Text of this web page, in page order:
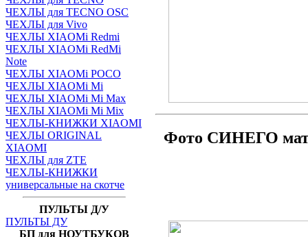
ЧЕХЛЫ для TECNO OSC
ЧЕХЛЫ для Vivo
ЧЕХЛЫ XIAOMi Redmi
ЧЕХЛЫ XIAOMi RedMi
Note
ЧЕХЛЫ XIAOMi POCO
ЧЕХЛЫ XIAOMi Mi
ЧЕХЛЫ XIAOMi Mi Max
ЧЕХЛЫ XIAOMi Mi Mix
ЧЕХЛЫ-КНИЖКИ XIAOMI
ЧЕХЛЫ ORIGINAL
XIAOMI
ЧЕХЛЫ для ZTE
ЧЕХЛЫ-КНИЖКИ
универсальные на скотче
ПУЛЬТЫ Д/У
ПУЛЬТЫ ДУ
БП для НОУТБУКОВ
Фото СИНЕГО